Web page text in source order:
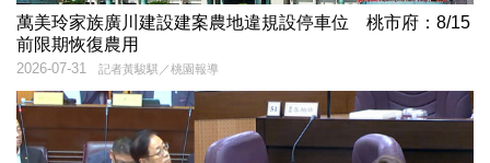
萬美玲家族廣川建設建案農地違規設停車位 桃市府：8/15
前限期恢復農用
記者黃駿騏／桃園報導
2026-07-31